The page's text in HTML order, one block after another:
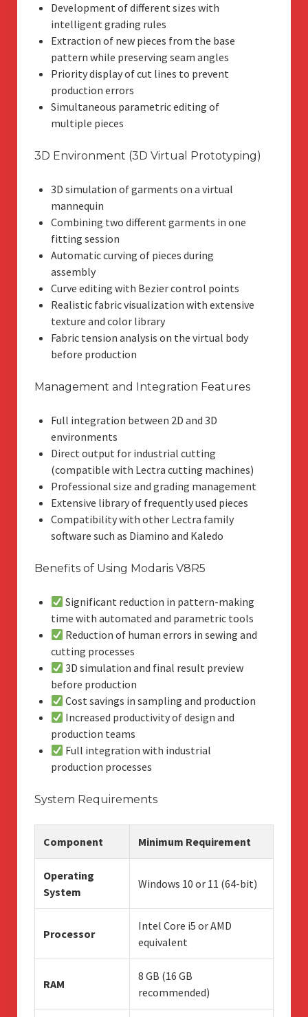
Development of different sizes with
intelligent grading rules
Extraction of new pieces from the base
pattern while preserving seam angles
Priority display of cut lines to prevent
production errors
Simultaneous parametric editing of
multiple pieces
3D Environment (3D Virtual Prototyping)
3D simulation of garments on a virtual
mannequin
Combining two different garments in one
fitting session
Automatic curving of pieces during
assembly
Curve editing with Bezier control points
Realistic fabric visualization with extensive
texture and color library
Fabric tension analysis on the virtual body
before production
Management and Integration Features
Full integration between 2D and 3D
environments
Direct output for industrial cutting
(compatible with Lectra cutting machines)
Professional size and grading management
Extensive library of frequently used pieces
Compatibility with other Lectra family
software such as Diamino and Kaledo
Benefits of Using Modaris V8R5
Significant reduction in pattern-making
time with automated and parametric tools
Reduction of human errors in sewing and
cutting processes
3D simulation and final result preview
before production
Cost savings in sampling and production
Increased productivity of design and
production teams
Full integration with industrial
production processes
System Requirements
Component Minimum Requirement
Operating
System
Windows 10 or 11 (64-bit)
Processor
Intel Core i5 or AMD
equivalent
RAM
8 GB (16 GB
recommended)